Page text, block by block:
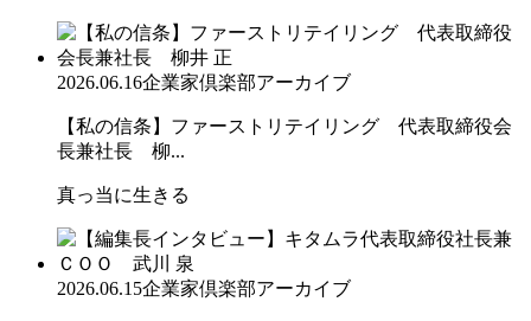
2026.06.16企業家倶楽部アーカイブ
【私の信条】ファーストリテイリング 代表取締役会
長兼社長 柳...
真っ当に生きる
2026.06.15企業家倶楽部アーカイブ